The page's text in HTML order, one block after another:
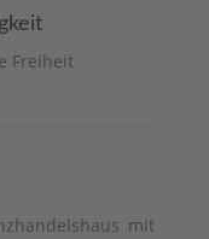
Freiheit
mit